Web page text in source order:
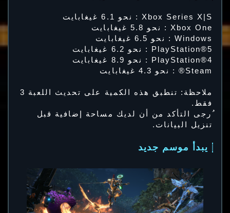
Xbox Series X|S : نحو 6.1 غيغابايت
Xbox One : نحو 5.8 غيغابايت
Windows : نحو 6.5 غيغابايت
PlayStation®5 : نحو 6.2 غيغابايت
PlayStation®4 : نحو 8.9 غيغابايت
Steam® : نحو 4.3 غيغابايت
ملاحظة: تنطبق هذه الكمية على تحديث اللعبة 3
فقط.
ُرجى التأكد من أن لديك مساحة إضافية قبل
تنزيل البيانات.
يبدأ موسم جديد